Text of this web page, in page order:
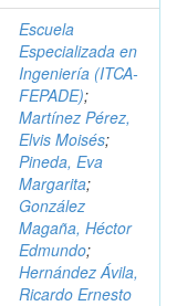
Escuela
Especializada en
Ingeniería (ITCA-
FEPADE);
Martínez Pérez,
Elvis Moisés;
Pineda, Eva
Margarita;
González
Magaña, Héctor
Edmundo;
Hernández Ávila,
Ricardo Ernesto